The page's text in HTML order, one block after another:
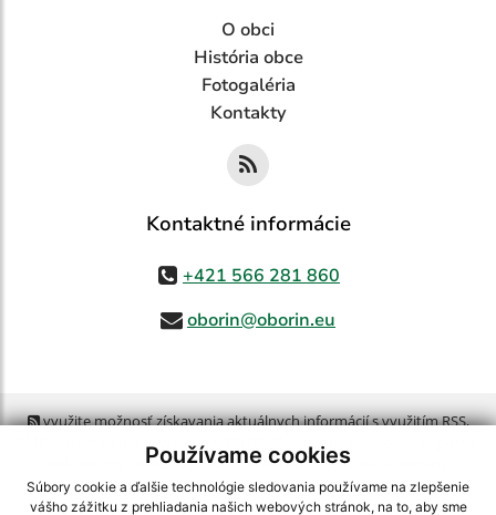
Používame cookies
Súbory cookie a ďalšie technológie sledovania používame na zlepšenie
vášho zážitku z prehliadania našich webových stránok, na to, aby sme
O obci
História obce
Fotogaléria
Kontakty
Kontaktné informácie
+421 566 281 860
oborin@oborin.eu
využite možnosť získavania aktuálnych informácií s využitím RSS,
CMS systém (redakčný) systém ECHELON 2, Mapa stránok
webex.digital, s.r.o.,domény,registrácia domény
spoločnosť webex.digital, s.r.o.,technický prevádzkovateľ